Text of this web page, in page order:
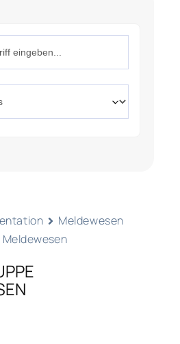
Meldewesen